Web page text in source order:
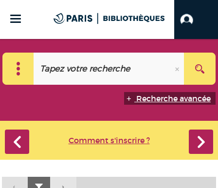
Recherche avancée
Comment s'inscrire ?